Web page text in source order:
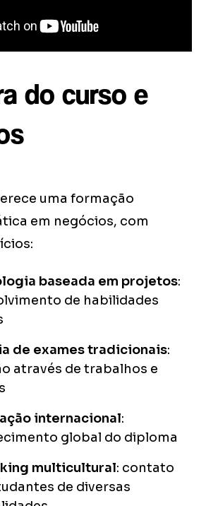
do curso e
uma formação
em negócios, com
baseada em projetos:
de habilidades
de exames tradicionais:
através de trabalhos e
internacional:
global do diploma
multicultural: contato
de diversas